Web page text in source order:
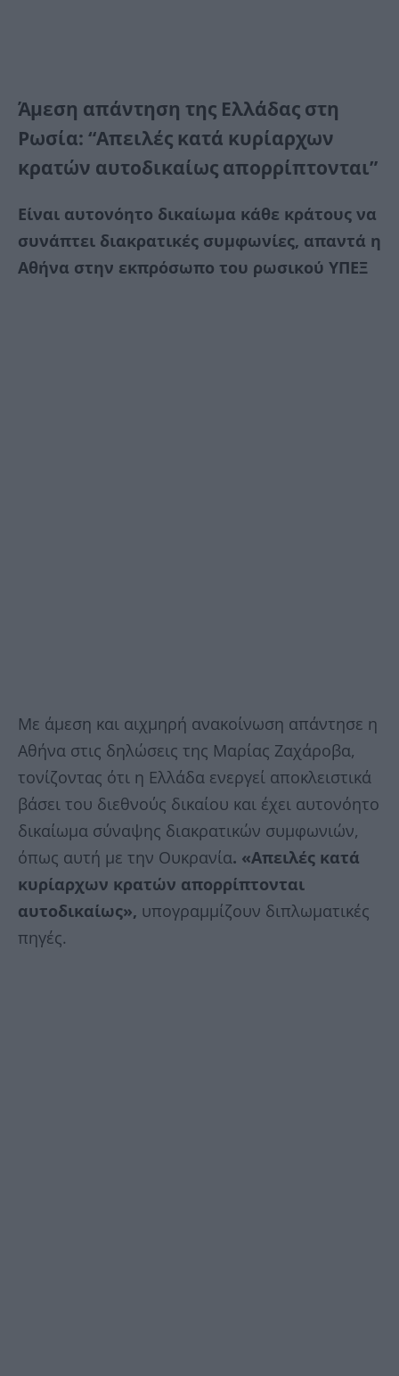
Άμεση απάντηση της Ελλάδας στη
Ρωσία: “Απειλές κατά κυρίαρχων
κρατών αυτοδικαίως απορρίπτονται”
Είναι αυτονόητο δικαίωμα κάθε κράτους να
συνάπτει διακρατικές συμφωνίες, απαντά η
Αθήνα στην εκπρόσωπο του ρωσικού ΥΠΕΞ
Με άμεση και αιχμηρή ανακοίνωση απάντησε η
Αθήνα στις δηλώσεις της Μαρίας Ζαχάροβα,
τονίζοντας ότι η Ελλάδα ενεργεί αποκλειστικά
βάσει του διεθνούς δικαίου και έχει αυτονόητο
δικαίωμα σύναψης διακρατικών συμφωνιών,
όπως αυτή με την Ουκρανία. «Απειλές κατά
κυρίαρχων κρατών απορρίπτονται
αυτοδικαίως», υπογραμμίζουν διπλωματικές
πηγές.